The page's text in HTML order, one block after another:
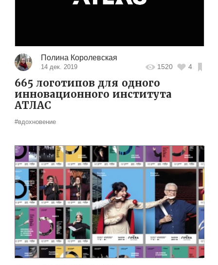
Полина Королевская
14 дек. 2019 1520 4
665 логотипов для одного
инновационного института
АТЛАС
#вдохновение